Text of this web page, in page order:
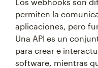
permiten la
aplicaciones, pero
Una API es un
para crear e
software, mientras